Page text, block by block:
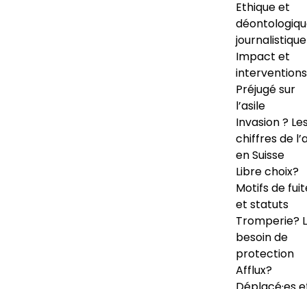
Ethique et
journalistique
Impact et
interventions
Préjugé sur
l’asile
Invasion ?
chiffres de
en Suisse
Libre choix?
Motifs de
et statuts
Tromperie?
besoin de
protection
Afflux?